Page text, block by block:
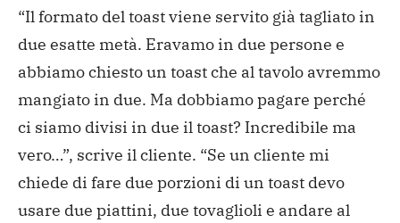
“Il formato del toast viene servito già tagliato in
due esatte metà. Eravamo in due persone e
abbiamo chiesto un toast che al tavolo avremmo
mangiato in due. Ma dobbiamo pagare perché
ci siamo divisi in due il toast? Incredibile ma
vero…”, scrive il cliente. “Se un cliente mi
chiede di fare due porzioni di un toast devo
usare due piattini, due tovaglioli e andare al